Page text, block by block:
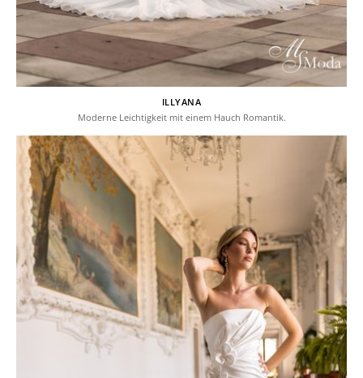
ILLYANA
Moderne Leichtigkeit mit einem Hauch Romantik.